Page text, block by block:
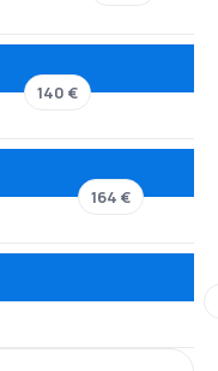
140 €
164 €